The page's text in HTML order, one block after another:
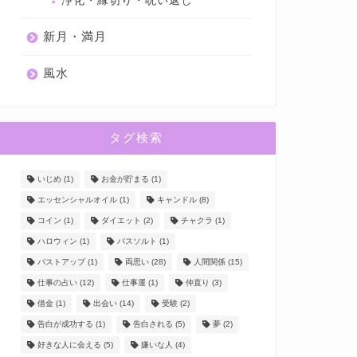
新月・満月
風水
タグ検索
いじめ(1) お金が貯まる (1)
エッセンシャルオイル(1) キャンドル(8)
コイン (1) ダイエット (2) チャクラ (1)
ハロウィン (1) バスソルト (1)
バストアップ(1) 両思い(28) 人間関係(15)
仕事の占い(12) 仕事運 (1) 仲直り (3)
借金(1) 出会い(14) 受験(2)
告白が成功する (1) 告白される (5) 夢(2)
好きな人に会える (5) 嫌いな人 (4)